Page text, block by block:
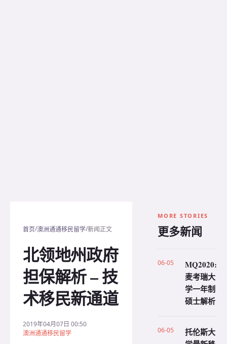
首页/澳洲通通移民留学/新闻正文
北领地州政府
担保解析 – 技
术移民新通道
2019年04月07日 00:50
澳洲通通移民留学
MORE STORIES
更多新闻
06-05
MQ2020:
麦考瑞大
学一年制
硕士解析
06-05
托伦斯大